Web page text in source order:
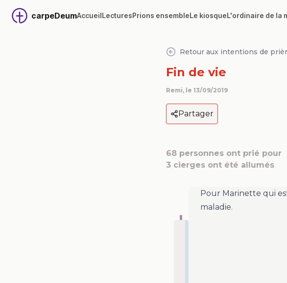
carpeDeumAccueilLecturesPrions ensembleLe kiosqueL'ordinaire de la
Retour aux intentions de
Fin de vie
Remi, le 13/09/2019
Partager
68 personnes ont prié pour
3 cierges ont été allumés
Pour Marinette qui
maladie.